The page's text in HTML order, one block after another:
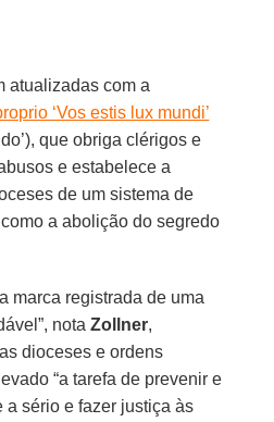
atualizadas com a
‘Vos estis lux mundi’
que obriga clérigos e
e estabelece a
de um sistema de
a abolição do segredo
marca registrada de uma
notaZollner,
dioceses e ordens
“a tarefa de prevenir e
a sério e fazer justiça às